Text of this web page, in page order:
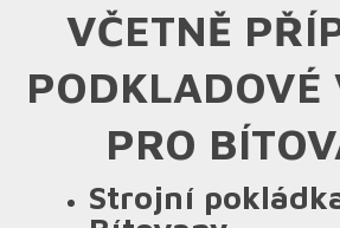
VČETNĚ
PODKLADOVÉ
PRO
Strojní